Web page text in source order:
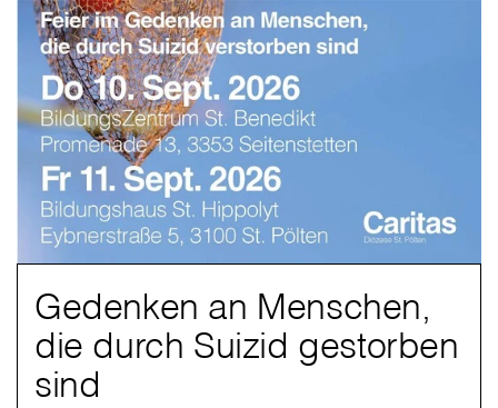
Gedenken an Menschen,
die durch Suizid gestorben
sind